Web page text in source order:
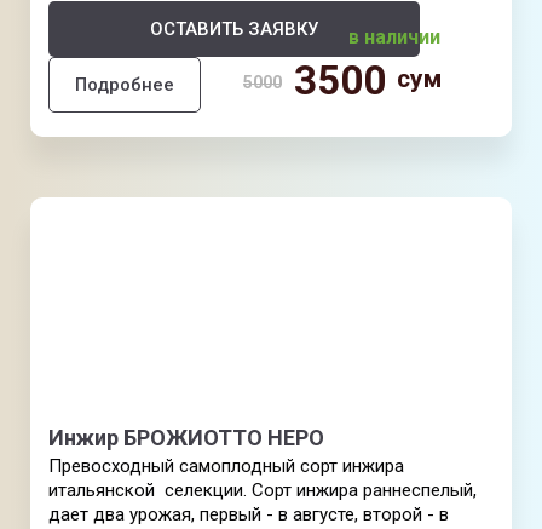
в наличии
сум
5000 3500
ОСТАВИТЬ ЗАЯВКУ
Подробнее
Инжир БРОЖИОТТО НЕРО
Превосходный самоплодный сорт инжира
итальянской селекции. Сорт инжира раннеспелый,
дает два урожая, первый - в августе, второй - в